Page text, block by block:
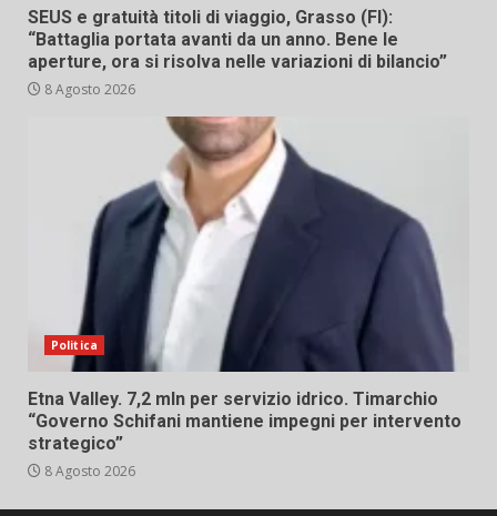
SEUS e gratuità titoli di viaggio, Grasso (FI):
“Battaglia portata avanti da un anno. Bene le
aperture, ora si risolva nelle variazioni di bilancio”
8 Agosto 2026
Politica
Etna Valley. 7,2 mln per servizio idrico. Timarchio
“Governo Schifani mantiene impegni per intervento
strategico”
8 Agosto 2026